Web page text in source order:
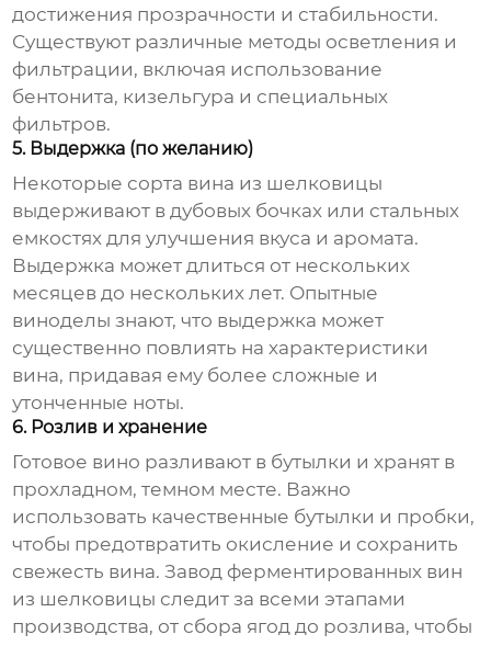
достижения прозрачности и стабильности.
Существуют различные методы осветления и
фильтрации, включая использование
бентонита, кизельгура и специальных
фильтров.
5. Выдержка (по желанию)
Некоторые сорта вина из шелковицы
выдерживают в дубовых бочках или стальных
емкостях для улучшения вкуса и аромата.
Выдержка может длиться от нескольких
месяцев до нескольких лет. Опытные
виноделы знают, что выдержка может
существенно повлиять на характеристики
вина, придавая ему более сложные и
утонченные ноты.
6. Розлив и хранение
Готовое вино разливают в бутылки и хранят в
прохладном, темном месте. Важно
использовать качественные бутылки и пробки,
чтобы предотвратить окисление и сохранить
свежесть вина.Завод ферментированных вин
из шелковицы следит за всеми этапами
производства, от сбора ягод до розлива, чтобы